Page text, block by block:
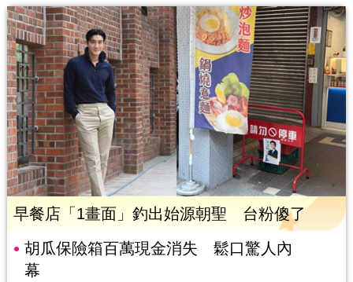
早餐店「1畫面」釣出始源朝聖 台粉傻了
胡瓜保險箱百萬現金消失 鬆口驚人內
幕